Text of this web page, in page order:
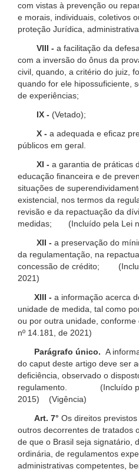
com vistas à prevenção ou
e morais, individuais, coletivos
proteção Jurídica,
VIII - a facilitação da
com a inversão do ônus da
civil, quando, a critério do juiz,
quando for ele hipossuficiente,
de experiências;
IX - (Vetado);
X - a adequada e eficaz
públicos em geral.
XI - a garantia de práticas
educação financeira e de
situações de
existencial, nos termos da
revisão e da repactuação da
medidas; (Incluído pela Lei
XII - a preservação do
da regulamentação, na
concessão de crédito;
2021)
XIII - a informação acerca
unidade de medida, tal como
ou por outra unidade,
nº 14.181, de 2021)
Parágrafo único. A
do caput deste artigo deve ser
deficiência, observado o
regulamento. (Incluído
2015) (Vigência)
Art. 7° Os direitos
outros decorrentes de tratados
de que o Brasil seja signatário,
ordinária, de regulamentos
administrativas competentes,